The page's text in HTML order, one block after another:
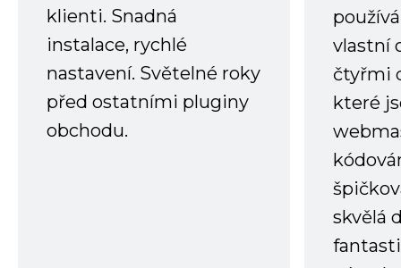
klienti. Snadná
instalace, rychlé
nastavení. Světelné roky
před ostatními pluginy
obchodu.
vlastní
čtyřmi
které
skvělá